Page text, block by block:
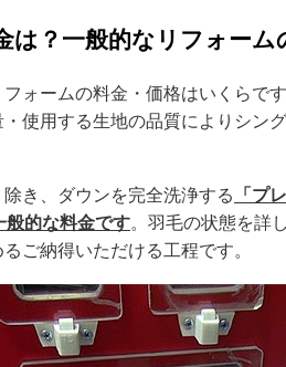
は？一般的なリフォーム
ォームの料金・価格はいくらで
使用する生地の品質によりシン
き、ダウンを完全洗浄する
「プ
般的な料金です。羽毛の状態を詳
ご納得いただける工程です。